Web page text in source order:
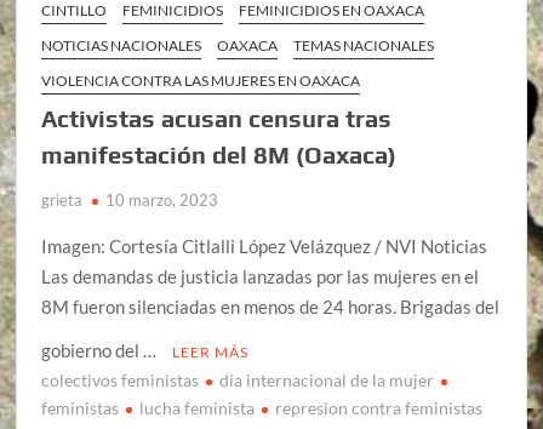
CINTILLO FEMINICIDIOS
FEMINICIDIOS EN OAXACA
NOTICIAS NACIONALES
OAXACA
TEMAS NACIONALES
VIOLENCIA CONTRA LAS MUJERES EN OAXACA
Activistas acusan censura tras
manifestación del 8M (Oaxaca)
grieta 10 marzo, 2023
Imagen: Cortesía Citlalli López Velázquez / NVI Noticias
Las demandas de justicia lanzadas por las mujeres en el
8M fueron silenciadas en menos de 24 horas. Brigadas del
gobierno del …
LEER MÁS
colectivos feministas
dia internacional de la mujer
feministas
lucha feminista represion contra feministas